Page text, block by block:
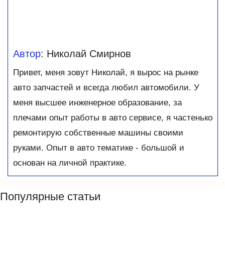
Автор: Николай Смирнов
Привет, меня зовут Николай, я вырос на рынке
авто запчастей и всегда любил автомобили. У
меня высшее инженерное образование, за
плечами опыт работы в авто сервисе, я частенько
ремонтирую собственные машины своими
руками. Опыт в авто тематике - большой и
основан на личной практике.
Популярные статьи